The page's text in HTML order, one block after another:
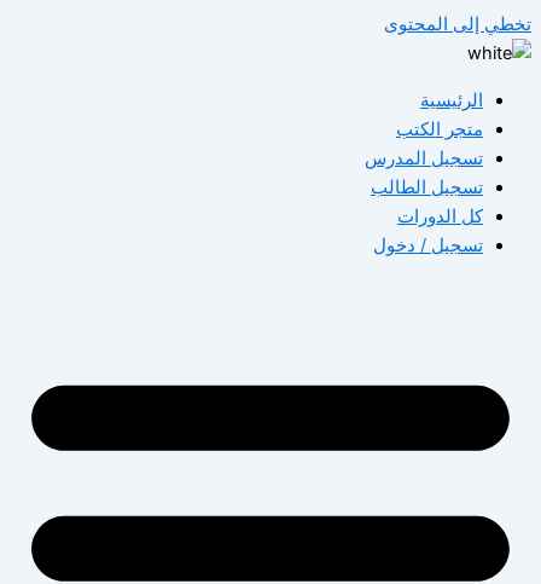
تخطي إلى المحتوى
الرئيسية
متجر الكتب
تسجيل المدرس
تسجيل الطالب
كل الدورات
تسجيل / دخول